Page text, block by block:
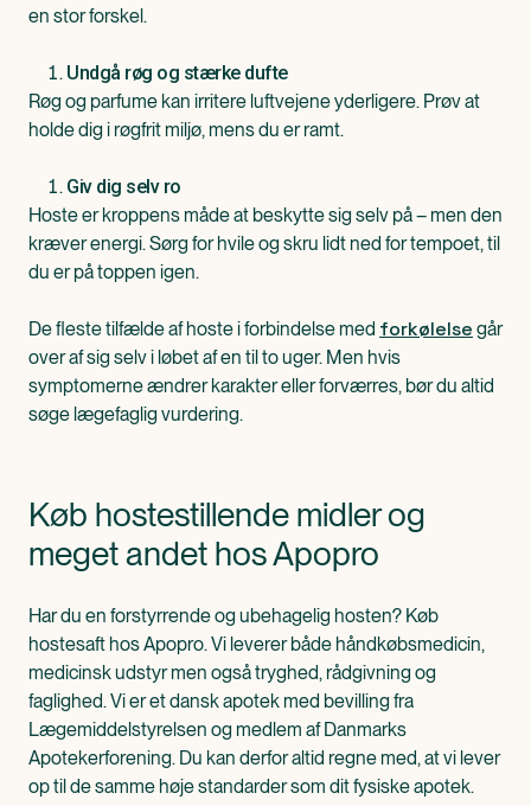
en stor forskel.
Undgå røg og stærke dufte
Røg og parfume kan irritere luftvejene yderligere. Prøv at
holde dig i røgfrit miljø, mens du er ramt.
Giv dig selv ro
Hoste er kroppens måde at beskytte sig selv på – men den
kræver energi. Sørg for hvile og skru lidt ned for tempoet, til
du er på toppen igen.
De fleste tilfælde af hoste i forbindelse med forkølelse går
over af sig selv i løbet af en til to uger. Men hvis
symptomerne ændrer karakter eller forværres, bør du altid
søge lægefaglig vurdering.
Køb hostestillende midler og
meget andet hos Apopro
Har du en forstyrrende og ubehagelig hosten? Køb
hostesaft hos Apopro. Vi leverer både håndkøbsmedicin,
medicinsk udstyr men også tryghed, rådgivning og
faglighed. Vi er et dansk apotek med bevilling fra
Lægemiddelstyrelsen og medlem af Danmarks
Apotekerforening. Du kan derfor altid regne med, at vi lever
op til de samme høje standarder som dit fysiske apotek.